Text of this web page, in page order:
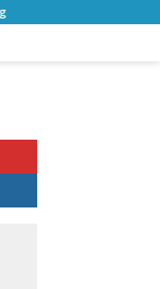
Bulan Kemerdekaan,